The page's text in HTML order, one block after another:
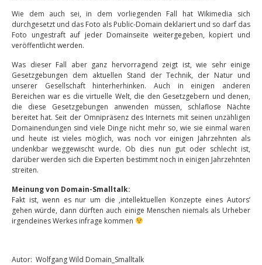
Wie dem auch sei, in dem vorliegenden Fall hat Wikimedia sich
durchgesetzt und das Foto als Public-Domain deklariert und so darf das
Foto ungestraft auf jeder Domainseite weitergegeben, kopiert und
veröffentlicht werden.
Was dieser Fall aber ganz hervorragend zeigt ist, wie sehr einige
Gesetzgebungen dem aktuellen Stand der Technik, der Natur und
unserer Gesellschaft hinterherhinken. Auch in einigen anderen
Bereichen war es die virtuelle Welt, die den Gesetzgebern und denen,
die diese Gesetzgebungen anwenden müssen, schlaflose Nächte
bereitet hat. Seit der Omnipräsenz des Internets mit seinen unzähligen
Domainendungen sind viele Dinge nicht mehr so, wie sie einmal waren
und heute ist vieles möglich, was noch vor einigen Jahrzehnten als
undenkbar weggewischt wurde. Ob dies nun gut oder schlecht ist,
darüber werden sich die Experten bestimmt noch in einigen Jahrzehnten
streiten.
Meinung von Domain-Smalltalk:
Fakt ist, wenn es nur um die ‚intellektuellen Konzepte eines Autors’
gehen würde, dann dürften auch einige Menschen niemals als Urheber
irgendeines Werkes infrage kommen
Autor: Wolfgang Wild Domain_Smalltalk